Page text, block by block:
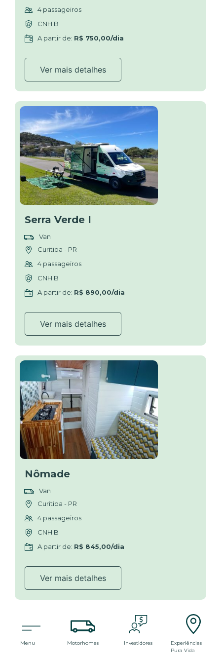
4 passageiros
CNH B
A partir de: R$ 750,00/dia
Ver mais detalhes
Serra Verde I
Van
Curitiba - PR
4 passageiros
CNH B
A partir de: R$ 890,00/dia
Ver mais detalhes
Nômade
Van
Curitiba - PR
4 passageiros
CNH B
A partir de: R$ 845,00/dia
Ver mais detalhes
Menu Motorhomes Investidores
Experiências
Pura Vida